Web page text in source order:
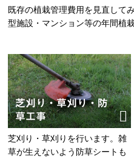
既存の植栽管理費用を見直して
型施設・マンション等の年間植
芝刈り・草刈り・防
草工事
芝刈り・草刈りを行います。雑
草が生えないよう防草シートも